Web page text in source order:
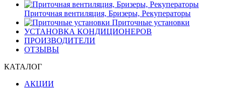
Приточная вентиляция, Бризеры, Рекуператоры
Приточные установки
УСТАНОВКА КОНДИЦИОНЕРОВ
ПРОИЗВОДИТЕЛИ
ОТЗЫВЫ
КАТАЛОГ
АКЦИИ